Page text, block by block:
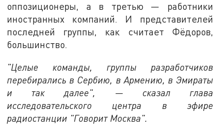
оппозиционеры, а в третью — работники
иностранных компаний. И представителей
последней группы, как считает Фёдоров,
большинство.
"Целые команды, группы разработчиков
перебирались в Сербию, в Армению, в Эмираты
и так далее", — сказал глава
исследовательского центра в эфире
радиостанции "Говорит Москва".